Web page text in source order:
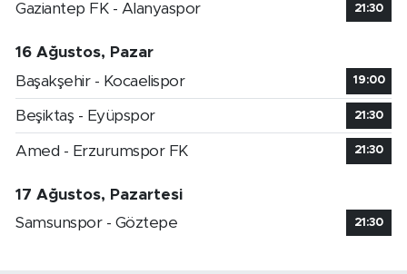
Gaziantep FK - Alanyaspor 21:30
16 Ağustos, Pazar
Başakşehir - Kocaelispor
19:00
Beşiktaş - Eyüpspor 21:30
Amed - Erzurumspor FK 21:30
17 Ağustos, Pazartesi
Samsunspor - Göztepe
21:30